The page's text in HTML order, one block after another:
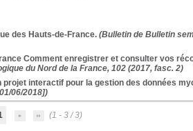
des Hauts-de-France. (Bulletin de Bulletin
Comment enregistrer et consulter vos
du Nord de la France, 102 (2017, fasc. 2)
projet interactif pour la gestion des données
06/2018])
(1 - 3 / 3)